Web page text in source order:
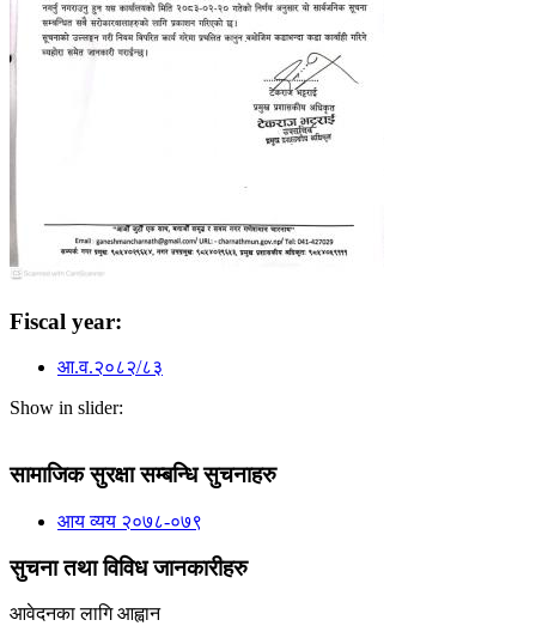
Fiscal year:
आ.व.२०८२/८३
Show in slider:
सामाजिक सुरक्षा सम्बन्धि सुचनाहरु
आय व्यय २०७८-०७९
सुचना तथा विविध जानकारीहरु
आवेदनका लागि आह्वान